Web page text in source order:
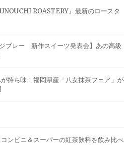
ROASTERY』最新のロースタ
ブレー 新作スイーツ発表会】あの高級
が持ち味！福岡県産「八女抹茶フェア」が
コンビニ＆スーパーの紅茶飲料を飲み比べ